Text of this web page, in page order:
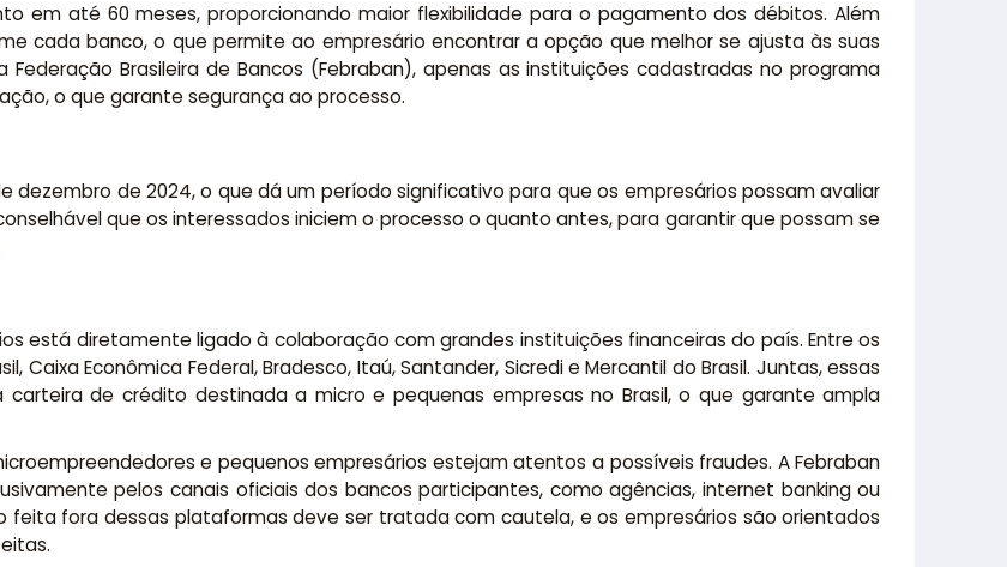
em até 60 meses, proporcionando maior flexibilidade para o pagamento dos débitos. Além
cada banco, o que permite ao empresário encontrar a opção que melhor se ajusta às suas
Federação Brasileira de Bancos (Febraban), apenas as instituições cadastradas no programa
o que garante segurança ao processo.
dezembro de 2024, o que dá um período significativo para que os empresários possam avaliar
que os interessados iniciem o processo o quanto antes, para garantir que possam se
está diretamente ligado à colaboração com grandes instituições financeiras do país. Entre os
Caixa Econômica Federal, Bradesco, Itaú, Santander, Sicredi e Mercantil do Brasil. Juntas, essas
de crédito destinada a micro e pequenas empresas no Brasil, o que garante ampla
e pequenos empresários estejam atentos a possíveis fraudes. A Febraban
pelos canais oficiais dos bancos participantes, como agências, internet banking ou
feita fora dessas plataformas deve ser tratada com cautela, e os empresários são orientados